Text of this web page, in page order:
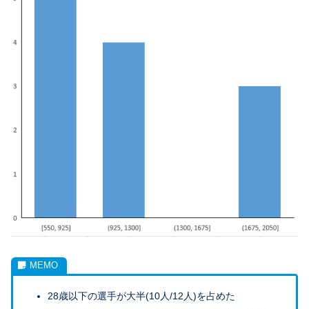
28歳以下の選手が大半(10人/12人)を占めた